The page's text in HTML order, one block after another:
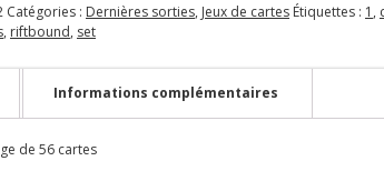
Catégories : Dernières sorties, Jeux de cartes Étiquettes : 1 ,
, riftbound, set
Informations complémentaires
de 56 cartes